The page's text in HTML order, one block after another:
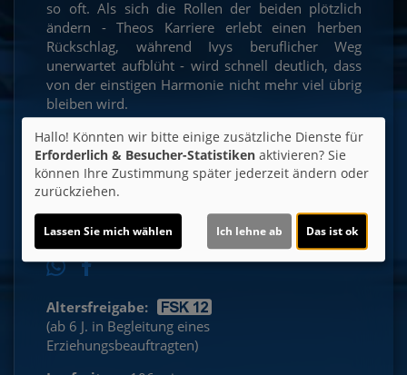
so oft. Als sich die Rollen der beiden plötzlich
ändern - Theos Karriere erlebt einen herben
Rückschlag, während Ivys beruflicher Weg
unerwartet aufblüht - wird schnell deutlich, dass
von der einstigen Harmonie nicht mehr viel übrig
bleiben wird.
Ticket-Alarm
Altersfreigabe:
(ab 6 J. in Begleitung eines
Erziehungsbeauftragten)
Hallo! Könnten wir bitte einige zusätzliche Dienste für
Erforderlich & Besucher-Statistiken aktivieren? Sie
können Ihre Zustimmung später jederzeit ändern oder
zurückziehen.
Lassen Sie mich wählen Ich lehne ab Das ist ok